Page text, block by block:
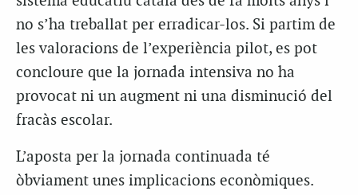
no s’ha treballat per erradicar-los. Si partim de
les valoracions de l’experiència pilot, es pot
concloure que la jornada intensiva no ha
provocat ni un augment ni una disminució del
fracàs escolar.
L’aposta per la jornada continuada té
òbviament unes implicacions econòmiques.